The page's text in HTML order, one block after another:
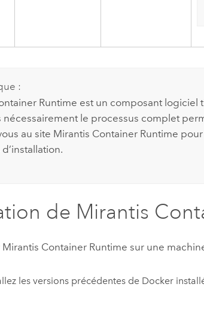
:
Runtime est un composant logiciel
nécessairement le processus complet
au site Mirantis Container Runtime pour
de Mirantis
Mirantis Container Runtime sur une
les versions précédentes de Docker